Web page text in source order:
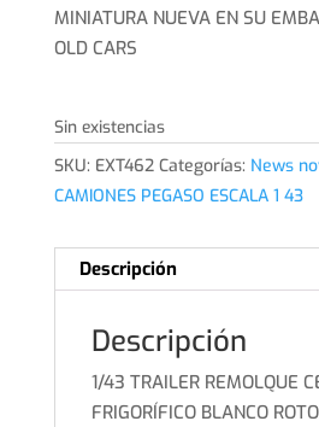
MINIATURA NUEVA EN SU
OLD CARS
Sin existencias
SKU: EXT462 Categorías: News
CAMIONES PEGASO ESCALA 1 43
Descripción
Descripción
1/43 TRAILER REMOLQUE
FRIGORÍFICO BLANCO